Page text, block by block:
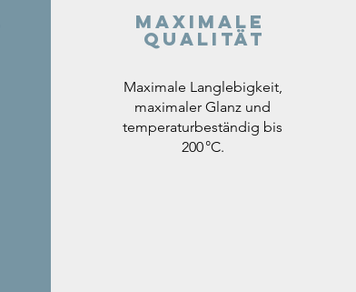
Maximale
Qualität
Maximale Langlebigkeit,
maximaler Glanz und
temperaturbeständig bis
200 °C.